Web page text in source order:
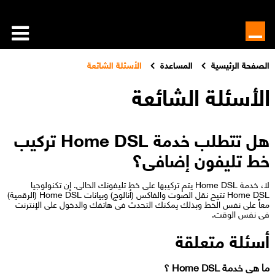
الصفحة الرئيسية المساعدة الأسئلة الشائعة
الأسئلة الشائعة
هل تتطلب خدمة Home DSL تركيب
خط تليفون إضافى؟
لا، خدمة Home DSL يتم تركيبها على خط تليفونك الحالى. إن تكنولوجيا
Home DSL تتيح نقل الصوت والفاكس (أنالوج) وبيانات Home DSL (الرقمية)
معاً على نفس الخط وبذلك يمكنك التحدث فى هاتفك والدخول على الإنترنت
فى نفس الوقت.​
أسئلة متعلقة
ما هى خدمة Home DSL ؟